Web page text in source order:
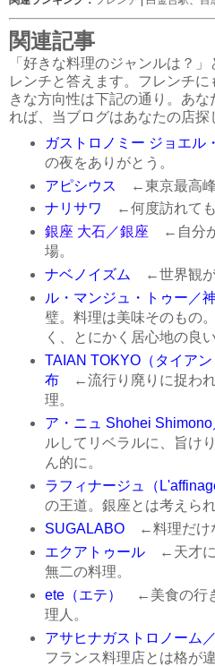
関連記事
「好きな料理のジャンルは？
レンチと答えます。フレンチ
きな方向性は下記の通り。あ
れば、当ブログはあなたの店探
ガストロノミー ジョエル
の夜をありがとう。
アピシウス ←東京最高峰
ナリサワ ←何度訪れても
銀座 大石／銀座 ←自分が
場。
ナベノイズム ←世界観が
ル・マンジュ・トゥー／
璧。料理は美味そのもの
く、とにかく居心地の良
TAIAN TOKYO（タイア
布←流行り廃りに捉われ
理。
ア・ニュ Shohei Shimono
ルしてリベラルに、旨け
ん的に。
ラフィナージュ（
の王道。銀座とは考えら
SUGALABO←料理だけな
エクアトゥール←天才に
無二の料理。
ete（エテ）
←美食の行
理人。
アサヒナガストロノーム
フランス料理店とは格が違